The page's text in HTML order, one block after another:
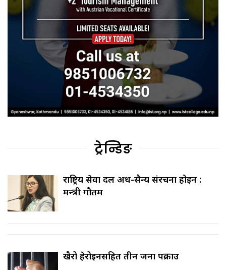
ट्रेन्डिङ
राष्ट्रिय सेवा दल अर्ध-सैन्य संरचना होइन :
मन्त्री गौतम
खैरो हेरोइनसहित तीन जना पक्राउ